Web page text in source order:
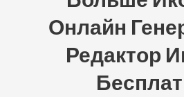
Онлайн
Редактор